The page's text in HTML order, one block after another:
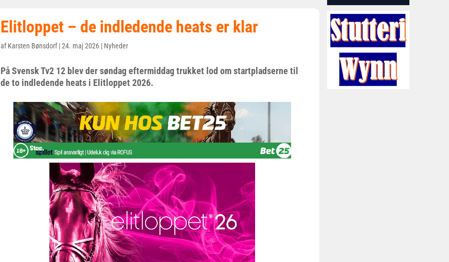
Elitloppet – de indledende heats er klar
afKarsten Bønsdorf|24. maj 2026 | Nyheder
På Svensk Tv2 12 blev der søndag eftermiddag trukket lod om startpladserne til
de to indledende heats i Elitloppet 2026.